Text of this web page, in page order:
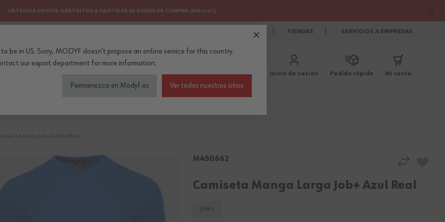
OBTENGA ENVÍOS GRATUITOS A PARTIR DE 30 EUROS DE COMPRA (IVA incl.)
CONTACTO TIENDAS SERVICIOS A EMPRESAS
Inicio de sesión Pedido rápido Mi cesta
ProfesionesAccesoriosBlog
M450662
Camiseta Manga Larga Job+ Azul Real
to be in US. Sorry, MODYF doesn’t propose an online service for this country.
our export department for more information.
Permanezca en Modyf.es Ver todos nuestros sitios